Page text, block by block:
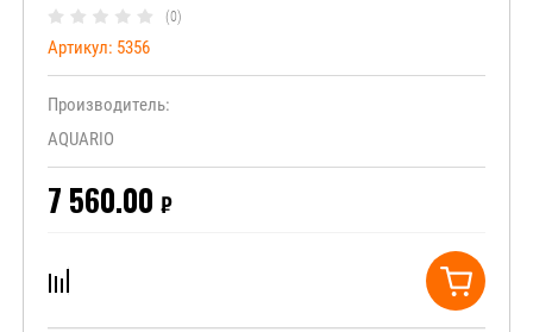
(0)
Артикул: 5356
Производитель:
AQUARIO
7 560.00 ₽